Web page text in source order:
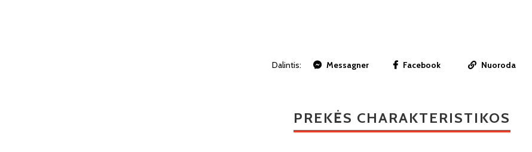
Dalintis: Messagner Facebook Nuoroda
PREKĖS CHARAKTERISTIKOS